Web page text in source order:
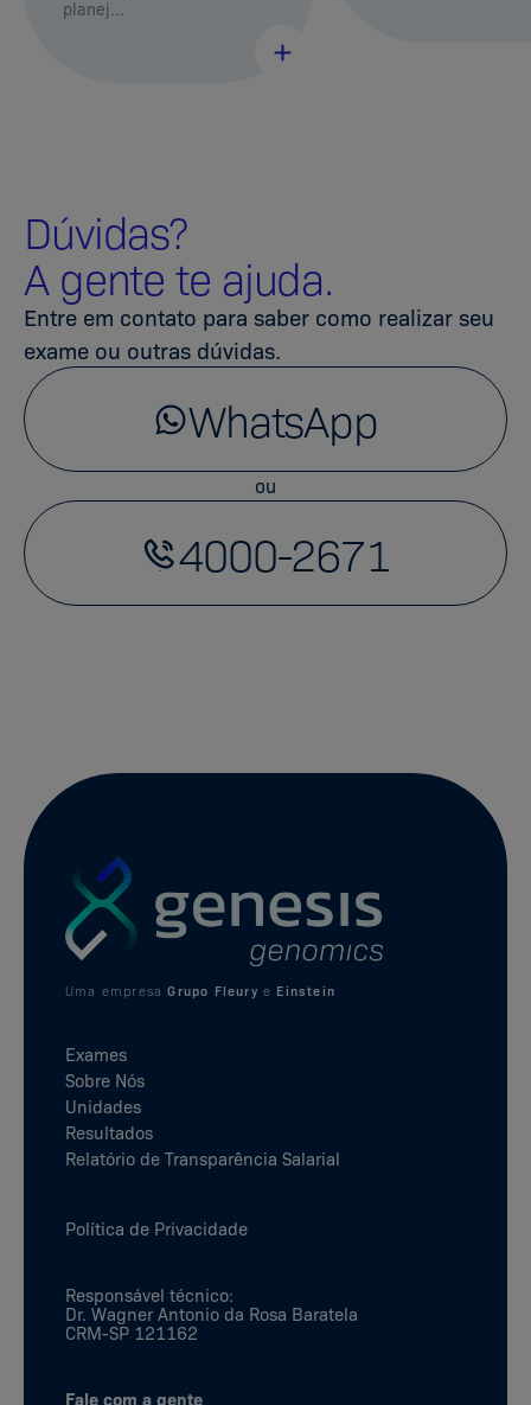
planej...
Dúvidas?
A gente te ajuda.
Entre em contato para saber como realizar seu
exame ou outras dúvidas.
WhatsApp
ou
4000-2671
Uma empresaGrupo Fleury e Einstein
Exames
Sobre Nós
Unidades
Resultados
Relatório de Transparência Salarial
Política de Privacidade
Responsável técnico:
Dr. Wagner Antonio da Rosa Baratela
CRM-SP 121162
Fale com a gente